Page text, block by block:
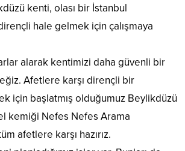
kenti, olası bir İstanbul
hale gelmek için çalışmaya
alarak kentimizi daha güvenli bir
Afetlere karşı dirençli bir
için başlatmış olduğumuz Beylikdüzü
kemiği Nefes Nefes Arama
afetlere karşı hazırız.